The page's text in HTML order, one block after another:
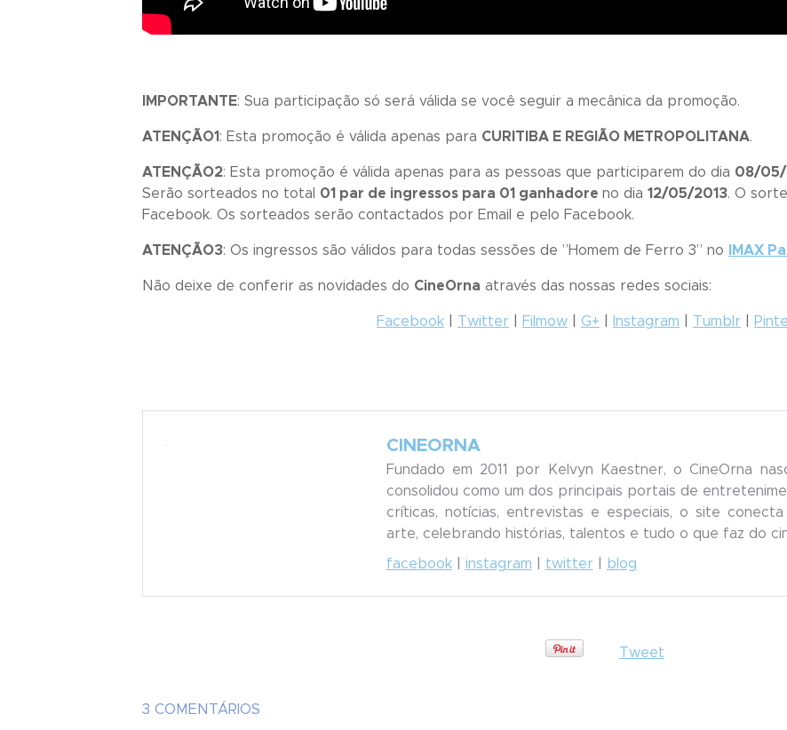
IMPORTANTE: Sua participação só será válida se você seguir a mecânica da promoção.
ATENÇÃO1 : Esta promoção é válida apenas para CURITIBA E REGIÃO METROPOLITANA.
ATENÇÃO2: Esta promoção é válida apenas para as pessoas que participarem do dia 08/05/
Serão sorteados no total 01 par de ingressos para 01 ganhadore no dia 12/05/2013. O
Facebook. Os sorteados serão contactados por Email e pelo Facebook.
ATENÇÃO3: Os ingressos são válidos para todas sessões de ”Homem de Ferro 3” no IMAX
Não deixe de conferir as novidades do CineOrna através das nossas redes sociais:
Facebook Twitter Filmow G+ Instagram Tumblr
CINEORNA
Fundado em 2011 por Kelvyn Kaestner, o CineOrna
consolidou como um dos principais portais de
críticas, notícias, entrevistas e especiais, o site
arte, celebrando histórias, talentos e tudo o que faz do
facebook| instagram twitter| blog
Tweet
3 COMENTÁRIOS